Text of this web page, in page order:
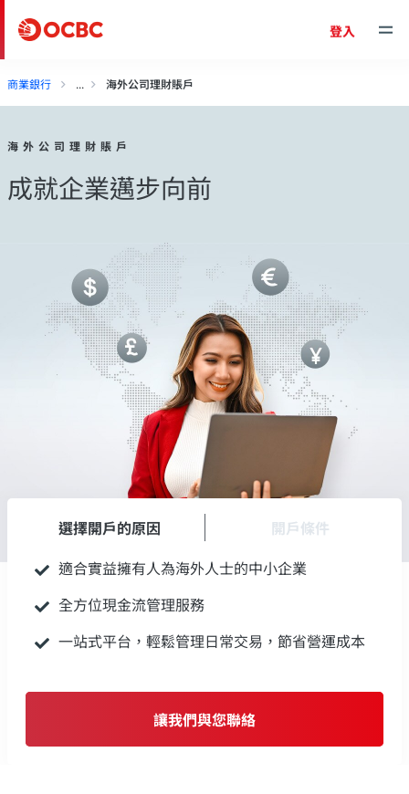
登入
商業銀行 海外公司理財賬戶
海外公司理財賬戶
成就企業邁步向前
選擇開戶的原因
開戶條件
適合實益擁有人為海外人士的中小企業
全方位現金流管理服務
一站式平台，輕鬆管理日常交易，節省營運成本
讓我們與您聯絡